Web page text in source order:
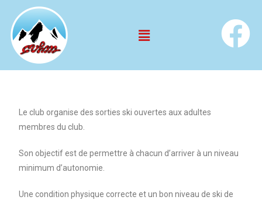
Le club organise des sorties ski ouvertes aux adultes
membres du club.
Son objectif est de permettre à chacun d’arriver à un niveau
minimum d’autonomie.
Une condition physique correcte et un bon niveau de ski de